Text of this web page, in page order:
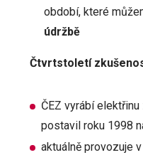
období, které
údržbě
Čtvrtstoletí
ČEZ vyrábí
postavil roku 1998
aktuálně provozuje